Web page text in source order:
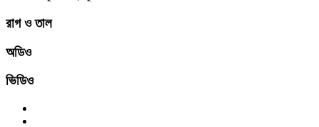
রাগ ও তাল
অডিও
ভিডিও